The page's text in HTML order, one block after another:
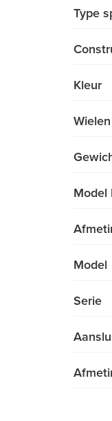
Type
Kleur
Wielen
Model
Model
Serie